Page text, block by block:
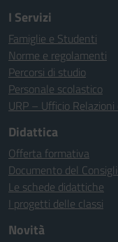
I Servizi
Famiglie e Studenti
Norme e regolamenti
Percorsi di studio
Personale scolastico
URP – Ufficio
Didattica
Offerta formativa
Documento del
Le schede didattiche
I progetti delle classi
Novità